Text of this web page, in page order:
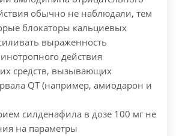
обычно не наблюдали, тем
блокаторы кальциевых
выраженность
действия
средств, вызывающих
QT (например, амиодарон и
силденафила в дозе 100 мг не
на параметры